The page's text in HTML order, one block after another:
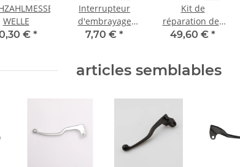
WELLE
€ *
Interrupteur
d'embrayage
pour Honda CA
600 750 900
7,70 € *
Kit de
réparation des
étriers de freins
500 GL 1000
49,60 € *
articles semblables